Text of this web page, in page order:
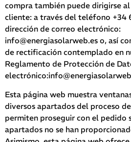
compra también puede dirigirse
cliente: a través del teléfono +34
dirección de correo electrónico:
info@energiasolarweb.es o, así
de rectificación contemplado en
Reglamento de Protección de
Esta página web muestra
diversos apartados del proceso
permiten proseguir con el pedido
apartados no se han